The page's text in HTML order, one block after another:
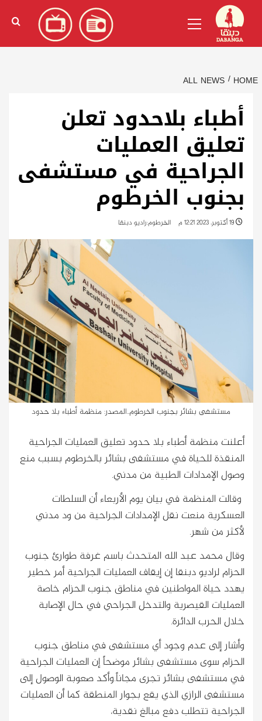
content
الإنجليزية)
Menu
HOME
ALL NEWS
أطباء بلاحدود تعلن
تعليق العمليات
الجراحية في مستشفى
بجنوب الخرطوم
الخرطوم:راديو دبنقا
مستشفى بشائر بجنوب الخرطوم..المصدر: منظمة أطباء بلا حدود
أعلنت منظمة أطباء بلا حدود تعليق العمليات الجراحية
المنقذة للحياة في مستشفى بشائر بالخرطوم بسبب منع
وصول الإمدادات الطبية من مدني.
وقالت المنظمة في بيان يوم الأربعاء أن السلطات
العسكرية منعت نقل الإمدادات الجراحية من ود مدني
لأكثر من شهر.
وقال محمد عبد الله المتحدث باسم غرفة طوارئ جنوب
الحزام لراديو دبنقا إن إيقاف العمليات الجراحية أمر خطير
يهدد حياة المواطنين في مناطق جنوب الحزام خاصة
العمليات القيصرية والتدخل الجراحي في حال الإصابة
خلال الحرب الدائرة.
وأشار إلى عدم وجود أي مستشفى في مناطق جنوب
الحزام سوى مستشفى بشائر موضحاً إن العمليات الجراحية
في مستشفى بشائر تجرى مجاناً.وأكد صعوبة الوصول إلى
مستشفى الرازي الذي يقع بجوار المنطقة كما أن العمليات
الجراحية تتطلب دفع مبالغ نقدية،